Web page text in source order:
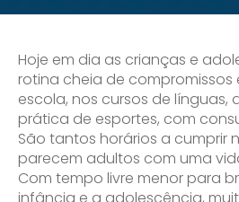
Hoje em dia as crianças e
rotina cheia de compromissos
escola, nos cursos de línguas,
prática de esportes, com
São tantos horários a cumprir
parecem adultos com uma
Com tempo livre menor para